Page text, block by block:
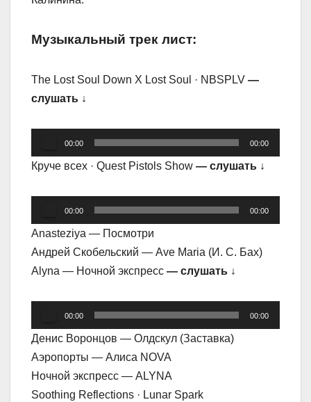
Музыкальный трек лист:
The Lost Soul Down X Lost Soul · NBSPLV —
слушать ↓
Аудиоплеер
00:00 00:00
Круче всех · Quest Pistols Show — слушать ↓
Аудиоплеер
00:00 00:00
Anasteziya — Посмотри
Андрей Скобельский — Ave Maria (И. С. Бах)
Alyna — Ночной экспресс — слушать ↓
Аудиоплеер
00:00 00:00
Денис Воронцов — Олдскул (Заставка)
Аэропорты — Алиса NOVA
Ночной экспресс — ALYNA
Soothing Reflections · Lunar Spark